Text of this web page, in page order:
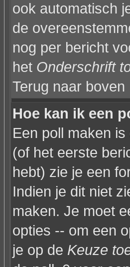
ook automatisch
de
nog per bericht
het Onderschrift
Terug naar boven
Hoe kan ik een
Een poll maken
(of het eerste
hebt) zie je een
Indien je dit niet
maken. Je moet
opties -- om een
je op de Keuze